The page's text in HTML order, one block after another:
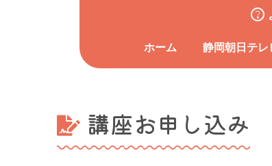
ホーム 静岡朝日テレ
講座お申し込み